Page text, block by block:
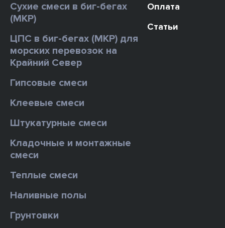
Сухие смеси в биг-бегах
(МКР)
ЦПС в биг-бегах (МКР) для
морских перевозок на
Крайний Север
Гипсовые смеси
Клеевые смеси
Штукатурные смеси
Кладочные и монтажные
смеси
Теплые смеси
Наливные полы
Грунтовки
Оплата
Статьи